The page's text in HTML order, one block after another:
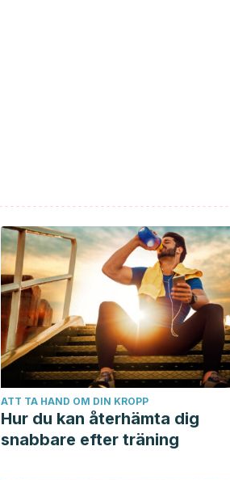
ATT TA HAND OM DIN KROPP
Hur du kan återhämta dig
snabbare efter träning